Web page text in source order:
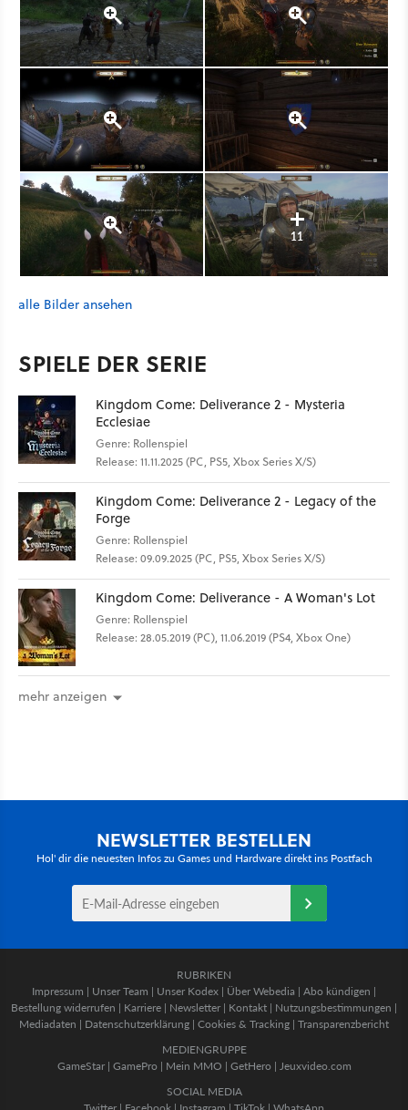
11
alle Bilder ansehen
SPIELE DER SERIE
Kingdom Come: Deliverance 2 - Mysteria
Ecclesiae
Genre: Rollenspiel
Release: 11.11.2025 (PC, PS5, Xbox Series X/S)
Kingdom Come: Deliverance 2 - Legacy of the
Forge
Genre: Rollenspiel
Release: 09.09.2025 (PC, PS5, Xbox Series X/S)
Kingdom Come: Deliverance - A Woman's Lot
Genre: Rollenspiel
Release: 28.05.2019 (PC), 11.06.2019 (PS4, Xbox One)
mehr anzeigen
NEWSLETTER BESTELLEN
Hol' dir die neuesten Infos zu Games und Hardware direkt ins Postfach
RUBRIKEN
Impressum | Unser Team | Unser Kodex | Über Webedia | Abo kündigen |
Bestellung widerrufen | Karriere | Newsletter | Kontakt | Nutzungsbestimmungen |
Mediadaten | Datenschutzerklärung | Cookies & Tracking | Transparenzbericht
MEDIENGRUPPE
GameStar| GamePro | Mein MMO | GetHero | Jeuxvideo.com
SOCIAL MEDIA